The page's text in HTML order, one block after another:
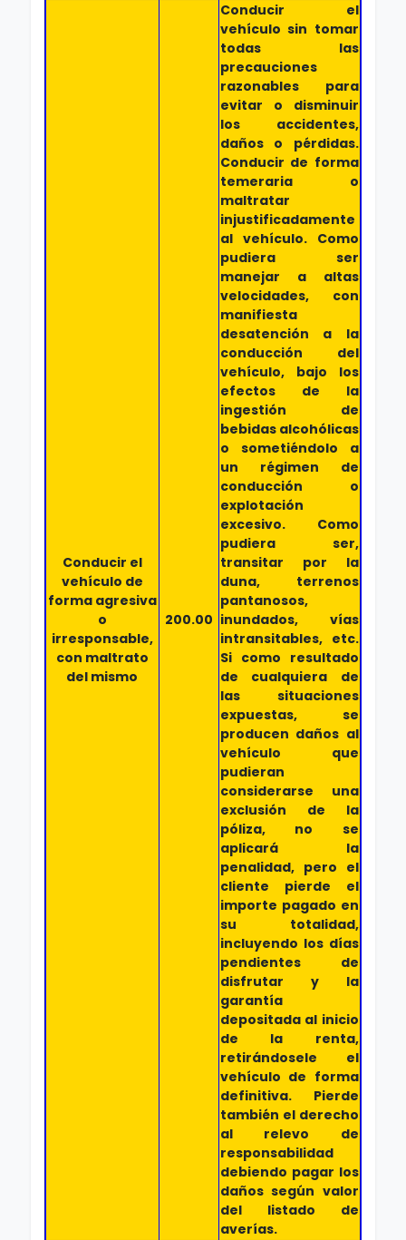
Conducir el
vehículo de
forma agresiva
o
irresponsable,
con maltrato
del mismo
200.00
Conducir el
vehículo sin tomar
todas las
precauciones
razonables para
evitar o disminuir
los accidentes,
daños o pérdidas.
Conducir de forma
temeraria o
maltratar
injustificadamente
al vehículo. Como
pudiera ser
manejar a altas
velocidades, con
manifiesta
desatención a la
conducción del
vehículo, bajo los
efectos de la
ingestión de
bebidas alcohólicas
o sometiéndolo a
un régimen de
conducción o
explotación
excesivo. Como
pudiera ser,
transitar por la
duna, terrenos
pantanosos,
inundados, vías
intransitables, etc.
Si como resultado
de cualquiera de
las situaciones
expuestas, se
producen daños al
vehículo que
pudieran
considerarse una
exclusión de la
póliza, no se
aplicará la
penalidad, pero el
cliente pierde el
importe pagado en
su totalidad,
incluyendo los días
pendientes de
disfrutar y la
garantía
depositada al inicio
de la renta,
retirándosele el
vehículo de forma
definitiva. Pierde
también el derecho
al relevo de
responsabilidad
debiendo pagar los
daños según valor
del listado de
averías.